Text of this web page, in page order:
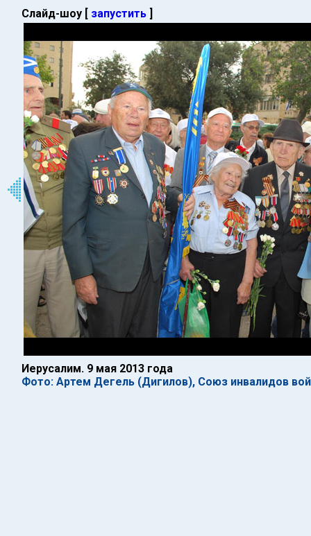
Слайд-шоу [ запустить ]
Иерусалим. 9 мая 2013 года
Фото: Артем Дегель (Дигилов), Союз инвалидов